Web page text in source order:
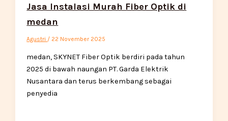
Jasa Instalasi Murah Fiber Optik di
medan
Agustri / 22 November 2025
medan, SKYNET Fiber Optik berdiri pada tahun
2025 di bawah naungan PT. Garda Elektrik
Nusantara dan terus berkembang sebagai
penyedia